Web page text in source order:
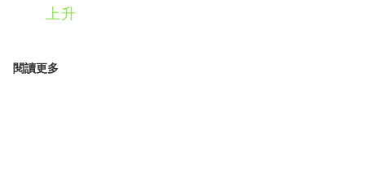
上升
閱讀更多